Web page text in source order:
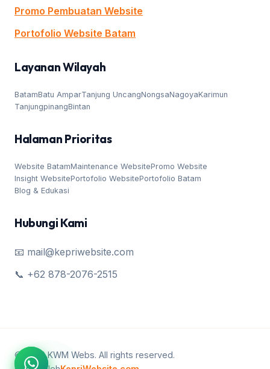
Promo Pembuatan Website
Portofolio Website Batam
Layanan Wilayah
BatamBatu AmparTanjung UncangNongsaNagoyaKarimun
TanjungpinangBintan
Halaman Prioritas
Website BatamMaintenance WebsitePromo Website
Insight WebsitePortofolio WebsitePortofolio Batam
Blog & Edukasi
Hubungi Kami
📧 mail@kepriwebsite.com
📞 +62 878-2076-2515
© 2026 KWM Webs. All rights reserved.